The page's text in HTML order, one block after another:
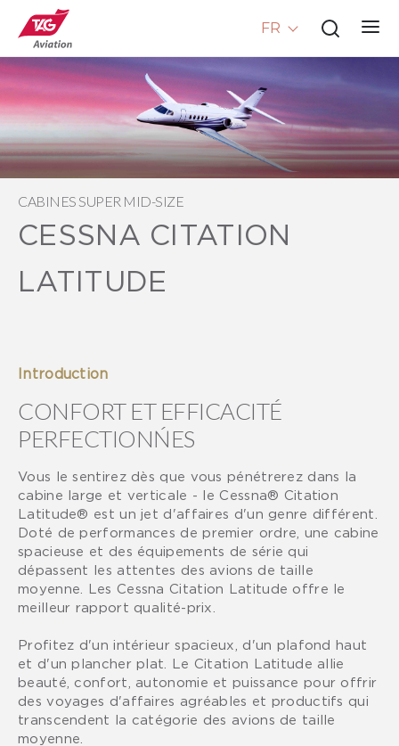
FR
CABINES SUPER MID-SIZE
CESSNA CITATION
LATITUDE
Introduction
CONFORT ET EFFICACITÉ
PERFECTIONŃES
Vous le sentirez dès que vous pénétrerez dans la
cabine large et verticale - le Cessna® Citation
Latitude® est un jet d'affaires d'un genre différent.
Doté de performances de premier ordre, une cabine
spacieuse et des équipements de série qui
dépassent les attentes des avions de taille
moyenne. Les Cessna Citation Latitude offre le
meilleur rapport qualité-prix.
Profitez d'un intérieur spacieux, d'un plafond haut
et d'un plancher plat. Le Citation Latitude allie
beauté, confort, autonomie et puissance pour offrir
des voyages d'affaires agréables et productifs qui
transcendent la catégorie des avions de taille
moyenne.